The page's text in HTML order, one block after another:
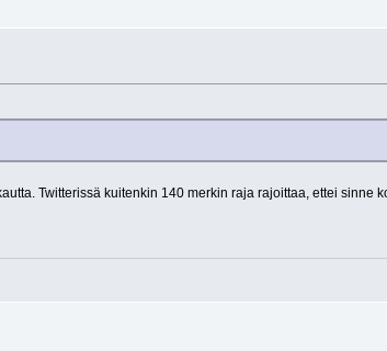
Twitterissä kuitenkin 140 merkin raja rajoittaa, ettei sinne